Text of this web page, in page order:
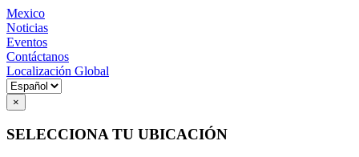
Mexico
Noticias
Eventos
Contáctanos
Localización Global
×
SELECCIONA TU UBICACIÓN